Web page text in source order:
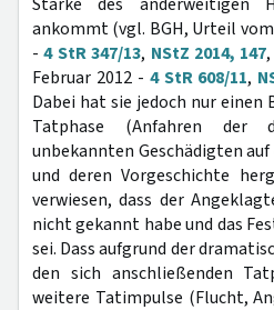
ankommt (vgl. BGH, Urteil vom
-4 StR 347/13, NStZ 2014, 147
Februar 2012 - 4 StR 608/11,
Dabei hat sie jedoch nur einen
Tatphase (Anfahren der
unbekannten Geschädigten
und deren Vorgeschichte
verwiesen, dass der
nicht gekannt habe und das
sei. Dass aufgrund der
den sich anschließenden
weitere Tatimpulse (Flucht,